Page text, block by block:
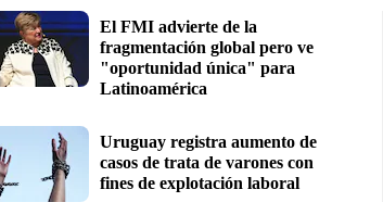
El FMI advierte de la
fragmentación global pero ve
"oportunidad única" para
Latinoamérica
Uruguay registra aumento de
casos de trata de varones con
fines de explotación laboral